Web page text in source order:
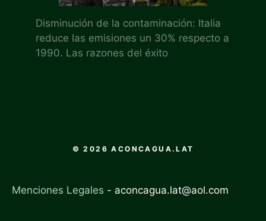
Disminución de la contaminación: Italia
reduce las emisiones un 30% respecto a
1990. Las razones del éxito
© 2026 ACONCAGUA.LAT
Menciones Legales - aconcagua.lat@aol.com